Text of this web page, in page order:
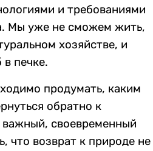
и требованиями
Мы уже не сможем жить,
хозяйстве, и
в печке.
продумать, каким
обратно к
важный, своевременный
что возврат к природе не